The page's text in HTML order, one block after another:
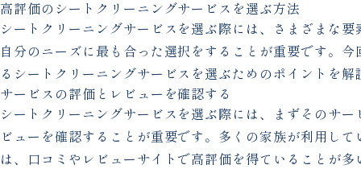
高評価のシートクリーニングサービスを選ぶ方法
シートクリーニングサービスを選ぶ際には、さまざまな
自分のニーズに最も合った選択をすることが重要です。
るシートクリーニングサービスを選ぶためのポイントを解
サービスの評価とレビューを確認する
シートクリーニングサービスを選ぶ際には、まずそのサ
ビューを確認することが重要です。多くの家族が利用し
は、口コミやレビューサイトで高評価を得ていることが